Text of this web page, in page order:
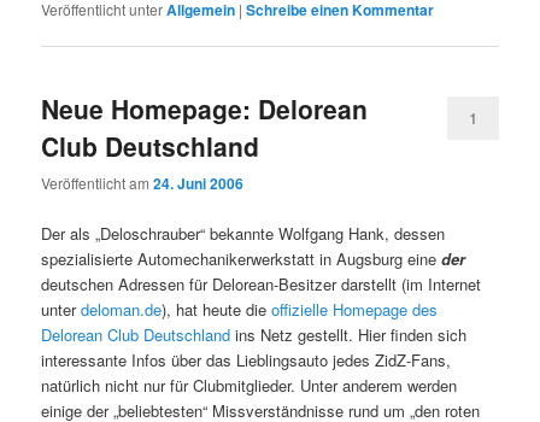
Veröffentlicht unterAllgemein |Schreibe einen Kommentar
Neue Homepage: Delorean
Club Deutschland
Veröffentlicht am24. Juni 2006
1
Der als „Deloschrauber“ bekannte Wolfgang Hank, dessen
spezialisierte Automechanikerwerkstatt in Augsburg eineder
deutschen Adressen für Delorean-Besitzer darstellt (im Internet
unterdeloman.de), hat heute dieoffizielle Homepage des
Delorean Club Deutschland ins Netz gestellt. Hier finden sich
interessante Infos über das Lieblingsauto jedes ZidZ-Fans,
natürlich nicht nur für Clubmitglieder. Unter anderem werden
einige der „beliebtesten“ Missverständnisse rund um „den roten